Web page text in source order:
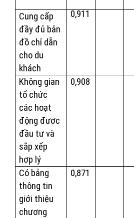
Cung cấp
đầy đủ bản
đồ chỉ dẫn
cho du
khách
0,911
Không gian
tổ chức
các hoạt
động được
đầu tư và
sắp xếp
hợp lý
0,908
Có bảng
thông tin
giới thiệu
chương
0,871